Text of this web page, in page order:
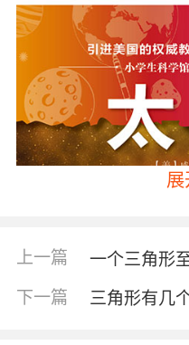
展
上一篇 一个三角形
下一篇 三角形有几